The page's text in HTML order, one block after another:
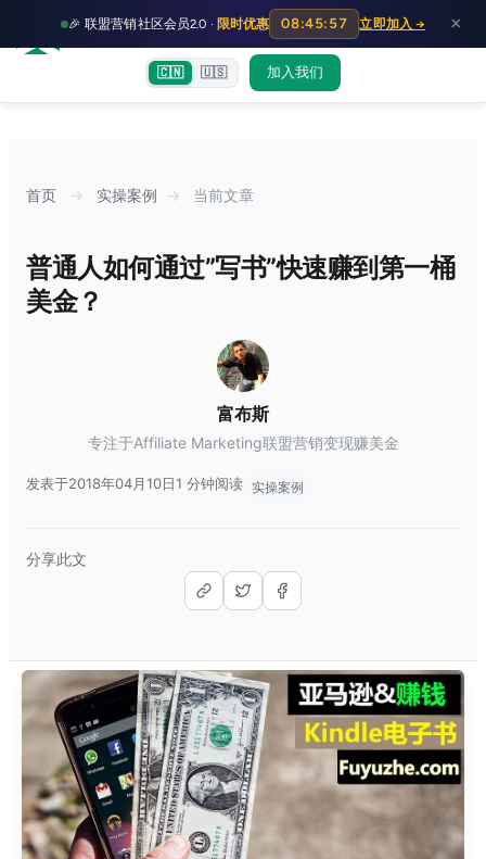
🎉 联盟营销社区会员2.0 · 限时优惠 08:45:55 立即加入 → ×
富裕者联盟 首页文章训练营
HOT
出海教程 认知偏差指南社群交流
🇨🇳 🇺🇸 加入我们
首页 → 实操案例 → 当前文章
普通人如何通过”写书”快速赚到第一桶
美金？
富布斯
专注于Affiliate Marketing联盟营销变现赚美金
发表于2018年04月10日1 分钟阅读 实操案例
分享此文